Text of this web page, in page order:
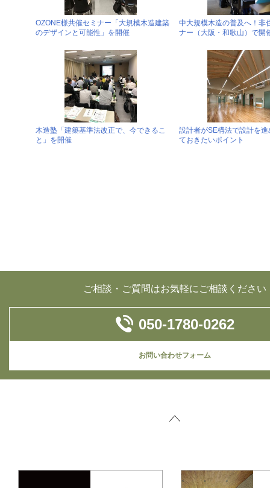
OZONE様共催セミナー「大規模木造建築
のデザインと可能性」を開催
中大規模木造の普及へ！非
ナー（大阪・和歌山）で開
木造塾「建築基準法改正で、今できるこ
と」を開催
設計者がSE構法で設計を
ておきたいポイント
ご相談・ご質問はお気軽にご相談ください
050-1780-0262
お問い合わせフォーム